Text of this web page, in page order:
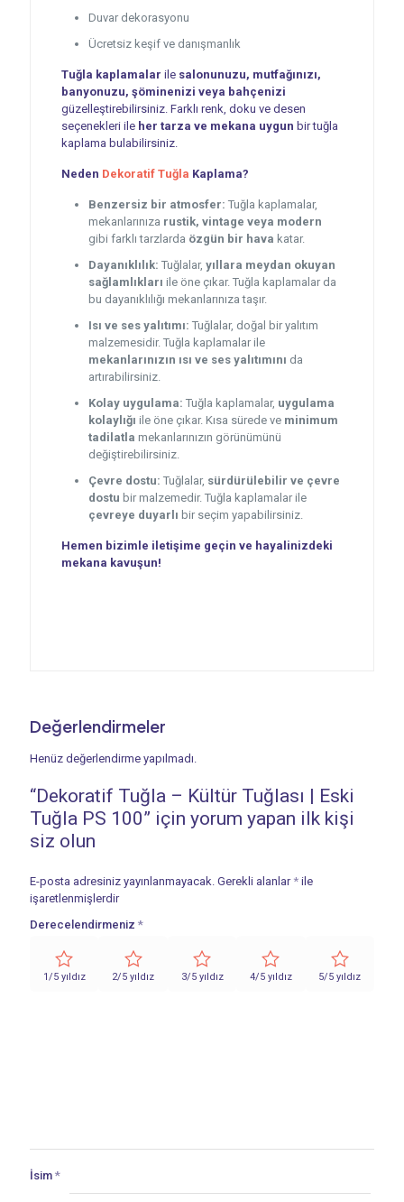
Duvar dekorasyonu
Ücretsiz keşif ve danışmanlık
Tuğla kaplamalar ile salonunuzu, mutfağınızı,
banyonuzu, şöminenizi veya bahçenizi
güzelleştirebilirsiniz. Farklı renk, doku ve desen
seçenekleri ile her tarza ve mekana uygun bir tuğla
kaplama bulabilirsiniz.
Neden Dekoratif Tuğla Kaplama?
Benzersiz bir atmosfer: Tuğla kaplamalar,
mekanlarınıza rustik, vintage veya modern
gibi farklı tarzlarda özgün bir hava katar.
Dayanıklılık: Tuğlalar, yıllara meydan okuyan
sağlamlıkları ile öne çıkar. Tuğla kaplamalar da
bu dayanıklılığı mekanlarınıza taşır.
Isı ve ses yalıtımı: Tuğlalar, doğal bir yalıtım
malzemesidir. Tuğla kaplamalar ile
mekanlarınızın ısı ve ses yalıtımını da
artırabilirsiniz.
Kolay uygulama: Tuğla kaplamalar, uygulama
kolaylığı ile öne çıkar. Kısa sürede ve minimum
tadilatla mekanlarınızın görünümünü
değiştirebilirsiniz.
Çevre dostu: Tuğlalar, sürdürülebilir ve çevre
dostu bir malzemedir. Tuğla kaplamalar ile
çevreye duyarlı bir seçim yapabilirsiniz.
Hemen bizimle iletişime geçin ve hayalinizdeki
mekana kavuşun!
Değerlendirmeler
Henüz değerlendirme yapılmadı.
“Dekoratif Tuğla – Kültür Tuğlası | Eski
Tuğla PS 100” için yorum yapan ilk kişi
siz olun
E-posta adresiniz yayınlanmayacak. Gerekli alanlar * ile
işaretlenmişlerdir
Derecelendirmeniz *
1/5 yıldız 2/5 yıldız 3/5 yıldız 4/5 yıldız 5/5 yıldız
İsim *